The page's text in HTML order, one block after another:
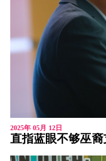
2025年 05月 12日
直指蓝眼不够巫